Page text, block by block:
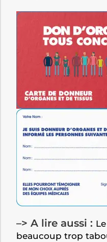
–> A lire aussi :
beaucoup trop